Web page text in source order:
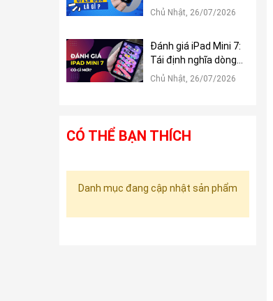
?
Chủ Nhật, 26/07/2026
Đánh giá iPad Mini 7:
Tái định nghĩa dòng
iPad Mini
Chủ Nhật, 26/07/2026
CÓ THỂ BẠN THÍCH
Danh mục đang cập nhật sản phẩm